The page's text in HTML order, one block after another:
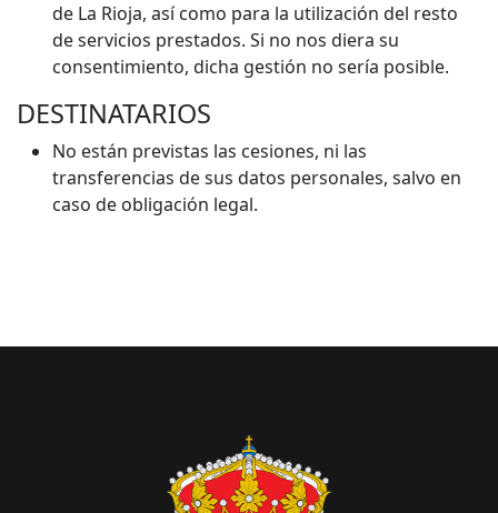
de La Rioja, así como para la utilización del resto
de servicios prestados. Si no nos diera su
consentimiento, dicha gestión no sería posible.
DESTINATARIOS
No están previstas las cesiones, ni las
transferencias de sus datos personales, salvo en
caso de obligación legal.